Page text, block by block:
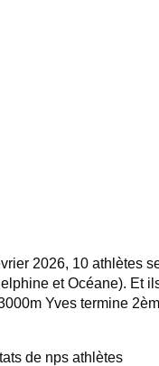
2026, 10 athlètes
et Océane). Et
Yves termine
de nps athlètes